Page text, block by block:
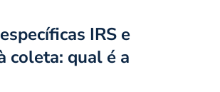
IRS e
coleta: qual é a